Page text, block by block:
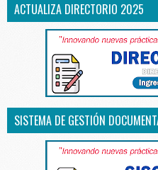
ACTUALIZA DIRECTORIO 2025
SISTEMA DE GESTIÓN